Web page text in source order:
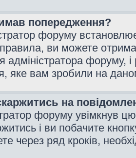
попередження?
форуму
ви можете
адміністратора форуму,
яке вам зробили на
на
форуму увімкнув
і ви побачите
через ряд кроків,